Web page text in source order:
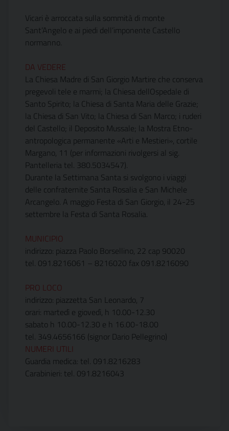
Vicari è arroccata sulla sommità di monte
Sant’Angelo e ai piedi dell’imponente Castello
normanno.
DA VEDERE
La Chiesa Madre di San Giorgio Martire che conserva
pregevoli tele e marmi; la Chiesa dellOspedale di
Santo Spirito; la Chiesa di Santa Maria delle Grazie;
la Chiesa di San Vito; la Chiesa di San Marco; i ruderi
del Castello; il Deposito Mussale; la Mostra Etno-
antropologica permanente «Arti e Mestieri», cortile
Margano, 11 (per informazioni rivolgersi al sig.
Pantelleria tel. 380.5034547).
Durante la Settimana Santa si svolgono i viaggi
delle confraternite Santa Rosalia e San Michele
Arcangelo. A maggio Festa di San Giorgio, il 24-25
settembre la Festa di Santa Rosalia.
MUNICIPIO
indirizzo: piazza Paolo Borsellino, 22 cap 90020
tel. 091.8216061 – 8216020 fax 091.8216090
PRO LOCO
indirizzo: piazzetta San Leonardo, 7
orari: martedì e giovedì, h 10.00-12.30
sabato h 10.00-12.30 e h 16.00-18.00
tel. 349.4656166 (signor Dario Pellegrino)
NUMERI UTILI
Guardia medica: tel. 091.8216283
Carabinieri: tel. 091.8216043